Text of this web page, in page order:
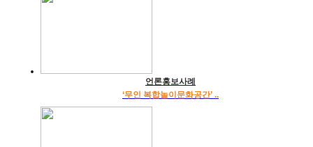
언론홍보사례
‘무인 복합놀이문화공간’ ..